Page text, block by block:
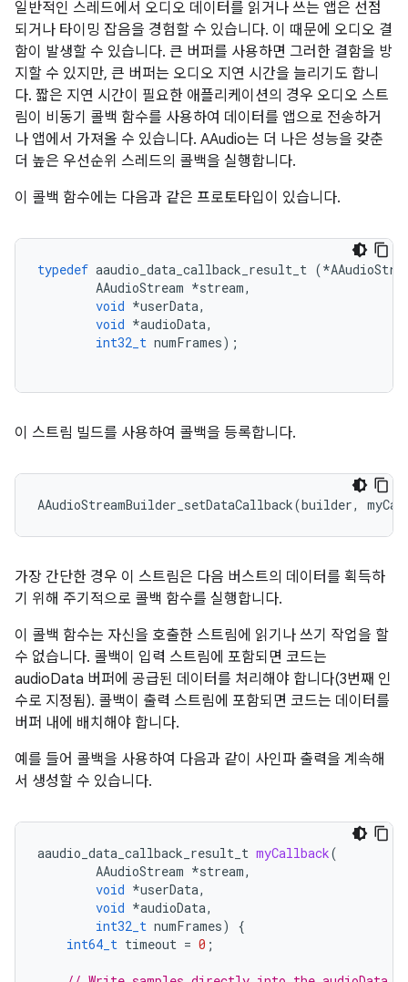
일반적인 스레드에서 오디오 데이터를 읽거나 쓰는 앱은 선점
되거나 타이밍 잡음을 경험할 수 있습니다. 이 때문에 오디오 결
함이 발생할 수 있습니다. 큰 버퍼를 사용하면 그러한 결함을 방
지할 수 있지만, 큰 버퍼는 오디오 지연 시간을 늘리기도 합니
다. 짧은 지연 시간이 필요한 애플리케이션의 경우 오디오 스트
림이 비동기 콜백 함수를 사용하여 데이터를 앱으로 전송하거
나 앱에서 가져올 수 있습니다. AAudio는 더 나은 성능을 갖춘
더 높은 우선순위 스레드의 콜백을 실행합니다.
이 콜백 함수에는 다음과 같은 프로토타입이 있습니다.
typedef aaudio_data_callback_result_t (*
AAudioStream *stream,
void *userData,
void *audioData,
int32_t numFrames);
이 스트림 빌드를 사용하여 콜백을 등록합니다.
AAudioStreamBuilder_setDataCallback(builder,
가장 간단한 경우 이 스트림은 다음 버스트의 데이터를 획득하
기 위해 주기적으로 콜백 함수를 실행합니다.
이 콜백 함수는 자신을 호출한 스트림에 읽기나 쓰기 작업을 할
수 없습니다. 콜백이 입력 스트림에 포함되면 코드는
audioData 버퍼에 공급된 데이터를 처리해야 합니다(3번째 인
수로 지정됨). 콜백이 출력 스트림에 포함되면 코드는 데이터를
버퍼 내에 배치해야 합니다.
예를 들어 콜백을 사용하여 다음과 같이 사인파 출력을 계속해
서 생성할 수 있습니다.
aaudio_data_callback_result_t myCallback(
AAudioStream *stream,
void *userData,
void *audioData,
int32_t numFrames)
{
int64_t timeout = 0 ;